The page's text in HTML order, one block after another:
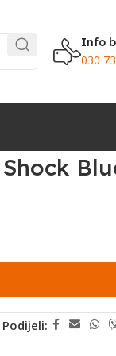
Info
030
Podijeli: